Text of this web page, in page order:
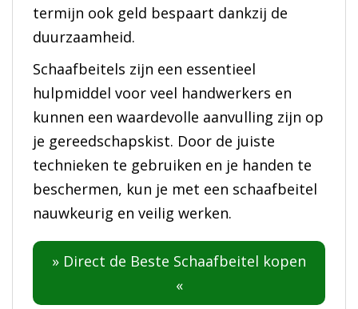
termijn ook geld bespaart dankzij de
duurzaamheid.
Schaafbeitels zijn een essentieel
hulpmiddel voor veel handwerkers en
kunnen een waardevolle aanvulling zijn op
je gereedschapskist. Door de juiste
technieken te gebruiken en je handen te
beschermen, kun je met een schaafbeitel
nauwkeurig en veilig werken.
» Direct de Beste Schaafbeitel kopen
«